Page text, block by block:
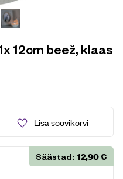
12cm beež, klaas
Lisa soovikorvi
Säästad: 12,90€